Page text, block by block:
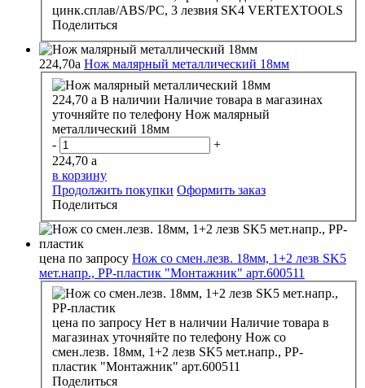
цинк.сплав/ABS/PC, 3 лезвия SK4 VERTEXTOOLS
Поделиться
224,70a Нож малярный металлический 18мм
224,70 a В наличии Наличие товара в магазинах
уточняйте по телефону Нож малярный
металлический 18мм
-
+
224,70 a
в корзину
Продолжить покупки Оформить заказ
Поделиться
цена по запросу Нож со смен.лезв. 18мм, 1+2 лезв SK5
мет.напр., PP-пластик "Монтажник" арт.600511
цена по запросу Нет в наличии Наличие товара в
магазинах уточняйте по телефону Нож со
смен.лезв. 18мм, 1+2 лезв SK5 мет.напр., PP-
пластик "Монтажник" арт.600511
Поделиться